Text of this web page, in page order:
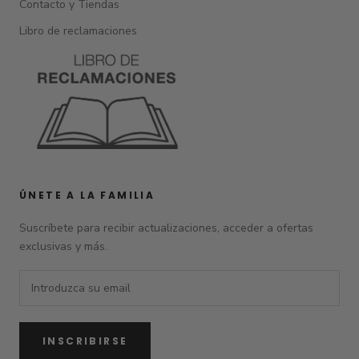
Contacto y Tiendas
Libro de reclamaciones
ÚNETE A LA FAMILIA
Suscríbete para recibir actualizaciones, acceder a ofertas
exclusivas y más.
INSCRIBIRSE